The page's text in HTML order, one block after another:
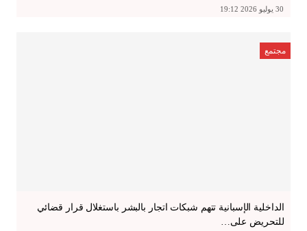
30 يوليو 2026 19:12
مجتمع
الداخلية الإسبانية تتهم شبكات اتجار بالبشر باستغلال قرار قضائي
للتحريض على…